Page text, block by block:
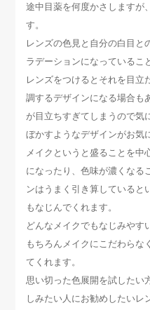
途中目薬を何度かさしますが
す。
レンズの色見と自分の白目と
ラデーションになっているこ
レンズをつけるとそれを目立
調するデザインになる場合も
が目立ちすぎてしまうので気
ぼかすようなデザインがお気
メイクというと盛ることを
になったり、色味が濃くなる
ンはうまく引き算していると
もなじんでくれます。
どんなメイクでもなじみやす
もちろんメイクにこだわらな
てくれます。
思い切った色展開を試したい
しみたい人にお勧めしたいレ